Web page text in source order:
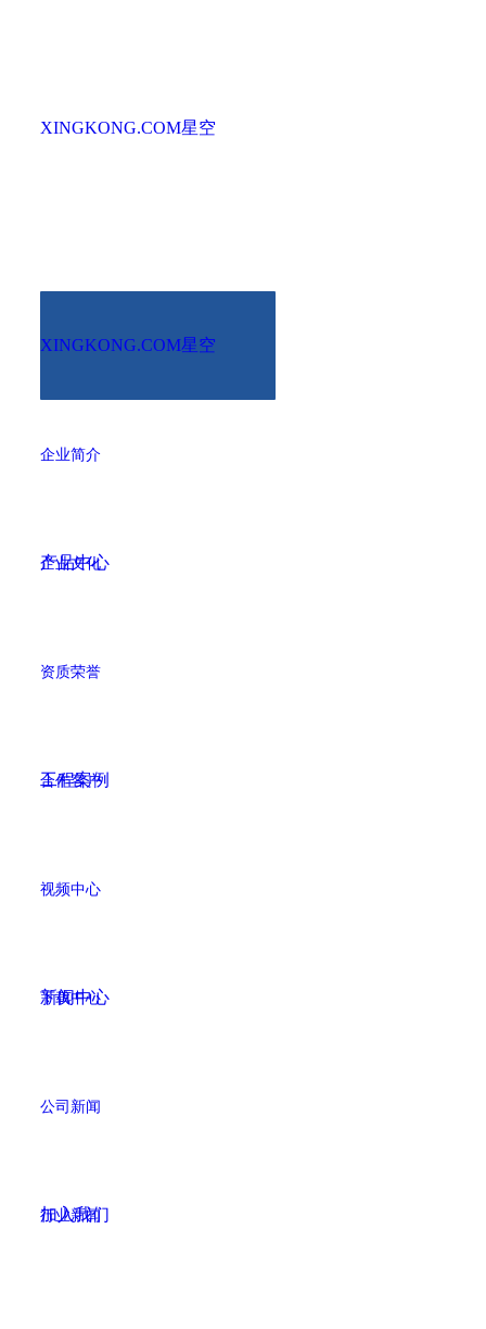
XINGKONG.COM星空
XINGKONG.COM星空
企业简介
企业文化
资质荣誉
合作客户
视频中心
下载中心
产品中心
工程案例
新闻中心
公司新闻
行业新闻
加入我们